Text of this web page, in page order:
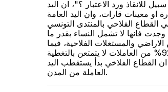
للانقاذ ورد الاعتبار ؟"، ان اليد
او معينات قارات، وان اليد العامة
العاملات في القطاع الفلاحي بالمنتدى التونسي
وجدت فانها لا تشمل النساء بقدر ما
ان الدراسة الميدانية كشفت ايضا ان المستغلين الفلاحيين للأراضي من النساء لا يتعدى 8% يمكن 5% من الاراضي والمستغلات الفلاحية، فيما
92% من المستغلين ومالكي الاراضي رجال. واضافت عطار ان هشاشة العمل في القطاع الفلاحي للنساء نتج عنه وفق الدراسة ان 92% من العاملات لا يتمتعن بالتغطية
قادمات من المدن و90 % من الارياف وهو ما يعني ان القطاع الفلاخي بدأ يستقطب اليد
العاملة من المدن.